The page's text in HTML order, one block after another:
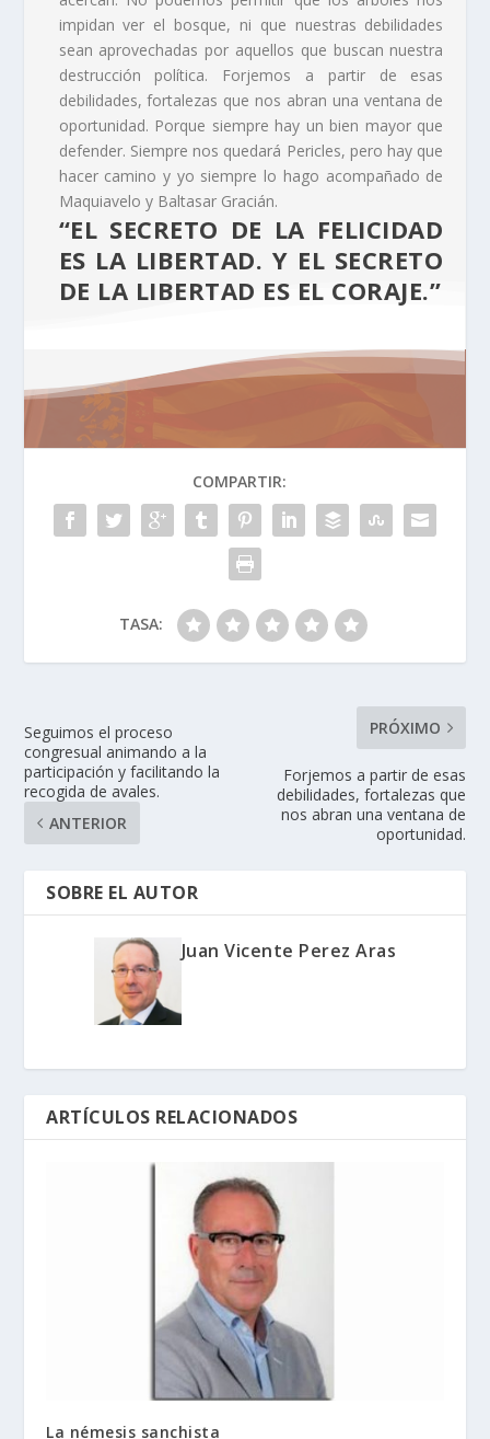
impidan ver el bosque, ni que nuestras debilidades
sean aprovechadas por aquellos que buscan nuestra
destrucción política. Forjemos a partir de esas
debilidades, fortalezas que nos abran una ventana de
oportunidad. Porque siempre hay un bien mayor que
defender. Siempre nos quedará Pericles, pero hay que
hacer camino y yo siempre lo hago acompañado de
Maquiavelo y Baltasar Gracián.
“EL SECRETO DE LA FELICIDAD
ES LA LIBERTAD. Y EL SECRETO
DE LA LIBERTAD ES EL CORAJE.”
COMPARTIR:
TASA:
Seguimos el proceso
congresual animando a la
participación y facilitando la
recogida de avales.
ANTERIOR
PRÓXIMO
Forjemos a partir de esas
debilidades, fortalezas que
nos abran una ventana de
oportunidad.
SOBRE EL AUTOR
Juan Vicente Perez Aras
ARTÍCULOS RELACIONADOS
La némesis sanchista